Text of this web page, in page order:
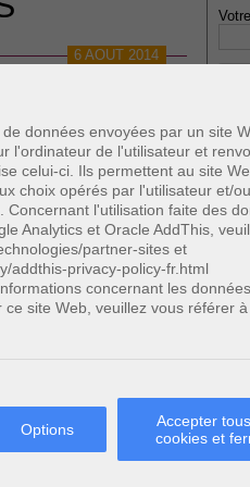
données envoyées par un site
l'ordinateur de l'utilisateur et
celui-ci. Ils permettent au site
choix opérés par l'utilisateur et/
l'utilisation faite des
Analytics et Oracle AddThis,
partner-sites et
addthis-privacy-policy-fr.html
concernant les données
site Web, veuillez vous référer
Options
Accepter
cookies et
6 AOUT 2014
Cette page a été vue0 fois
dont0le mois dernier.
*